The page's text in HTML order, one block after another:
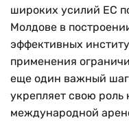
широких усилий ЕС
Молдове в
эффективных
применения
еще один важный шаг
укрепляет свою роль
международной